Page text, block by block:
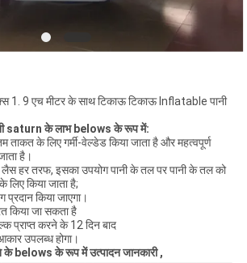
1. 9 एच मीटर के साथ टिकाऊ टिकाऊ Inflatable पानी
saturn के लाभ belows के रूप में:
के लिए गर्मी-वेल्डेड किया जाता है और महत्वपूर्ण
है।
हर तरफ, इसका उपयोग पानी के तल पर पानी के तल को
किया जाता है;
किया जाएगा।
किया जा सकता है
प्राप्त करने के 12 दिन बाद
उपलब्ध होगा।
के belows के रूप मेंउत्पादन जानकारी ,